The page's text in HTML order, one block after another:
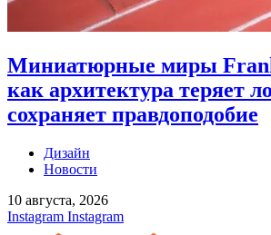
Миниатюрные миры
как архитектура теряет
сохраняет правдоподобие
Дизайн
Новости
10 августа, 2026
Instagram Instagram